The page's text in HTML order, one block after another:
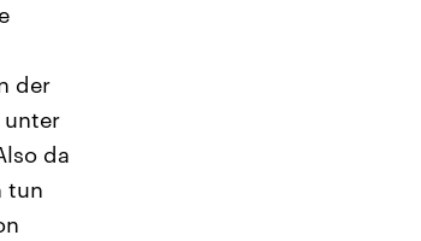
der
unter
da
tun